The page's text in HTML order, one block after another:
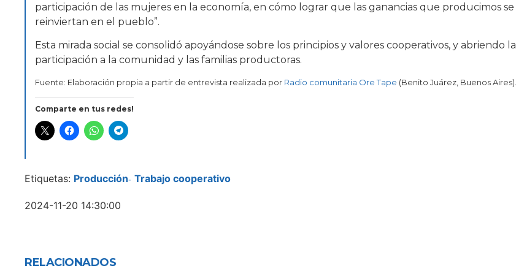
participación de las mujeres en la economía, en cómo lograr que las ganancias que producimos se
reinviertan en el pueblo”.
Esta mirada social se consolidó apoyándose sobre los principios y valores cooperativos, y abriendo la
participación a la comunidad y las familias productoras.
Fuente: Elaboración propia a partir de entrevista realizada por Radio comunitaria Ore Tape (Benito Juárez, Buenos Aires).
Comparte en tus redes!
Etiquetas: Producción- Trabajo cooperativo
2024-11-20 14:30:00
RELACIONADOS